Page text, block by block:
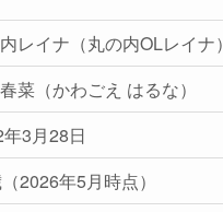
レイナ（丸の内OLレイナ）
菜（かわごえ はるな）
3月28日
2026年5月時点）